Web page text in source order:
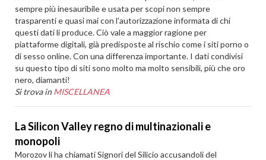
sempre più inesauribile e usata per scopi non sempre
trasparenti e quasi mai con l’autorizzazione informata di chi
questi dati li produce. Ciò vale a maggior ragione per
piattaforme digitali, già predisposte al rischio come i siti porno o
di sesso online. Con una differenza importante. I dati condivisi
su questo tipo di siti sono molto ma molto sensibili, più che oro
nero, diamanti!
Si trova in MISCELLANEA
La Silicon Valley regno di multinazionali e
monopoli
Morozov li ha chiamati Signori del Silicio accusandoli del